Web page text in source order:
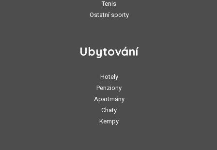
Tenis
Ostatní sporty
Ubytování
Hotely
Penziony
Apartmány
Chaty
Kempy